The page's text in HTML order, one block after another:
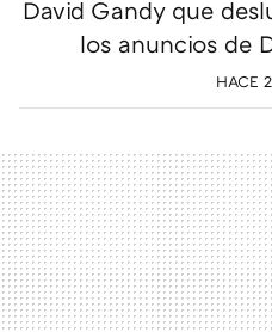
David Gandy que
los anuncios de
HACE